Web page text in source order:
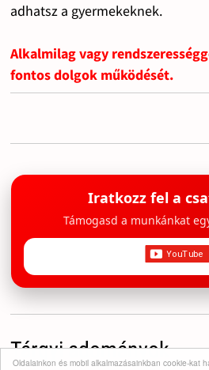
Oldalainkon és mobil alkalmazásainkban cookie-kat
adhatsz a gyermekeknek.
Alkalmilag vagy
fontos dolgok működését.
Iratkozz fel a
Támogasd a munkánkat
Tárgyi adományok